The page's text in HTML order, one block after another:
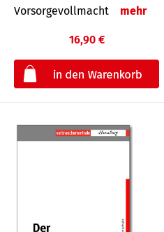
Vor­sorge­voll­macht
mehr
16,90 €